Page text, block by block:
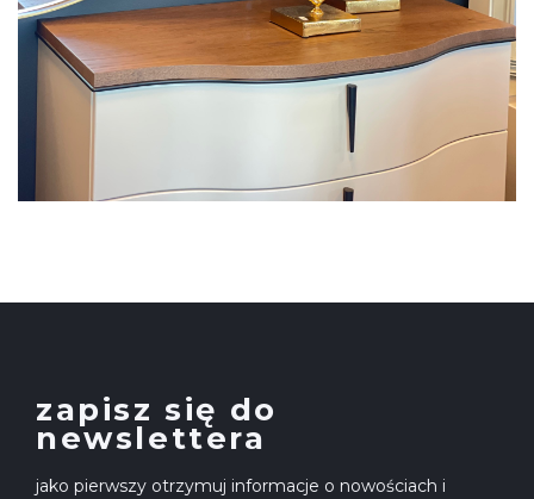
zapisz się do
newslettera
jako pierwszy otrzymuj informacje o nowościach i